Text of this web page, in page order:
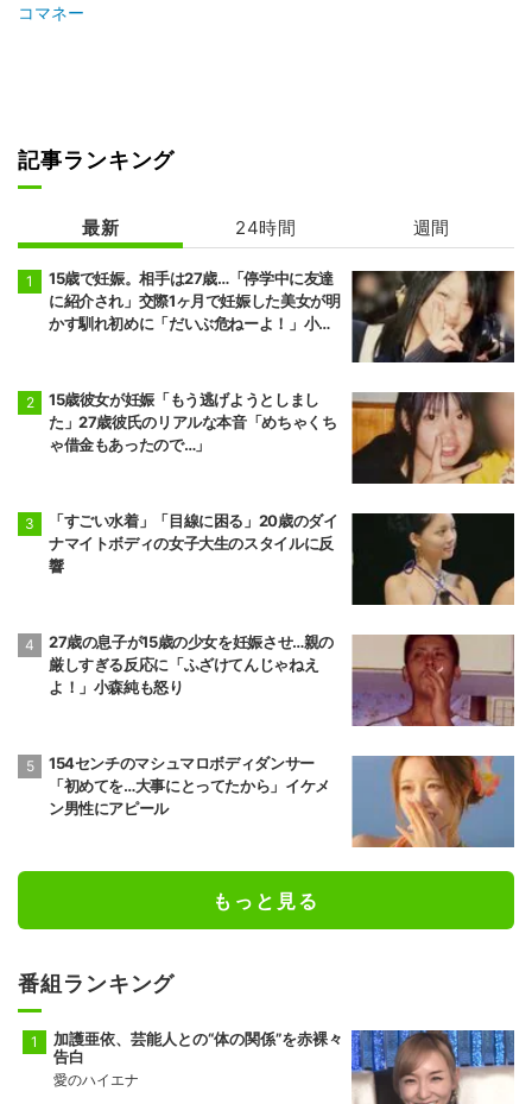
コマネー
記事ランキング
最新 24時間 週間
15歳で妊娠。相手は27歳…「停学中に友達
に紹介され」交際1ヶ月で妊娠した美女が明
かす馴れ初めに「だいぶ危ねーよ！」小森
15歳彼女が妊娠「もう逃げようとしまし
た」27歳彼氏のリアルな本音「めちゃくち
ゃ借金もあったので…」
「すごい水着」「目線に困る」20歳のダイ
ナマイトボディの女子大生のスタイルに反
響
27歳の息子が15歳の少女を妊娠させ…親の
厳しすぎる反応に「ふざけてんじゃねえ
よ！」小森純も怒り
154センチのマシュマロボディダンサー
「初めてを…大事にとってたから」イケメ
ン男性にアピール
もっと見る
番組ランキング
加護亜依、芸能人との“体の関係”を赤裸々
告白
愛のハイエナ